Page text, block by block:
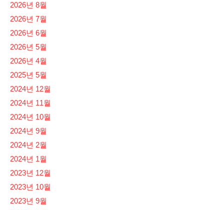
2026년 8월
2026년 7월
2026년 6월
2026년 5월
2026년 4월
2025년 5월
2024년 12월
2024년 11월
2024년 10월
2024년 9월
2024년 2월
2024년 1월
2023년 12월
2023년 10월
2023년 9월